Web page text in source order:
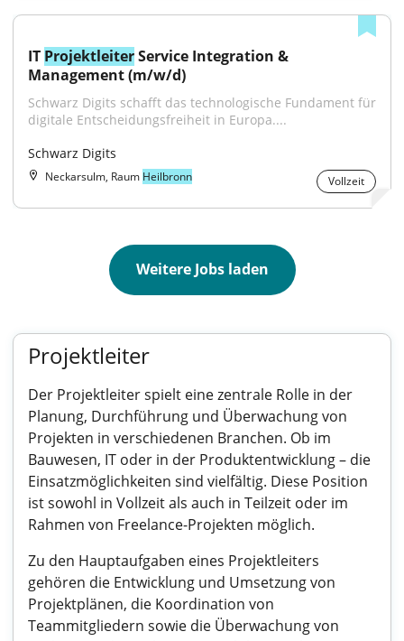
IT Projektleiter Service Integration &
Management (m/w/d)
Schwarz Digits schafft das technologische Fundament für
digitale Entscheidungsfreiheit in Europa....
Schwarz Digits
Neckarsulm, Raum Heilbronn Vollzeit
Weitere Jobs laden
Projektleiter
Der Projektleiter spielt eine zentrale Rolle in der
Planung, Durchführung und Überwachung von
Projekten in verschiedenen Branchen. Ob im
Bauwesen, IT oder in der Produktentwicklung – die
Einsatzmöglichkeiten sind vielfältig. Diese Position
ist sowohl in Vollzeit als auch in Teilzeit oder im
Rahmen von Freelance-Projekten möglich.
Zu den Hauptaufgaben eines Projektleiters
gehören die Entwicklung und Umsetzung von
Projektplänen, die Koordination von
Teammitgliedern sowie die Überwachung von